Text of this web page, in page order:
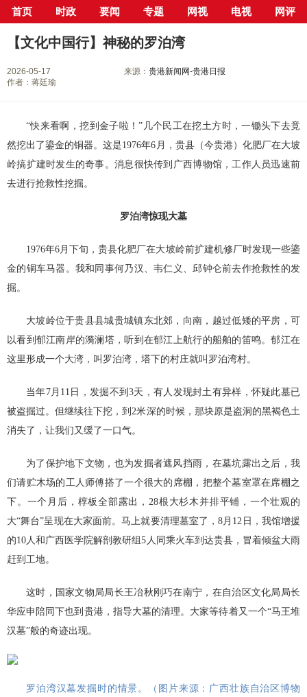
首页 时政 要闻 专题 网视 电视 网评
当前位置： 首页> 专栏>贵港30年>30年巨变话贵港 > 正文
【文化中国行】神秘的罗泊湾
2026-05-17 来源：贵港新闻网-贵港日报
作者：蒋廷瑜
“快来看啊，挖到金子啦！”几个民工在挖土方时，一锄头下去竟
然挖出了鎏金的铜器。这是1976年6月，贵县（今贵港）化肥厂在大坡
岭搞扩建时发生的奇事。消息很快传到广西博物馆，工作人员迅速前
去进行抢救性挖掘。
罗泊湾惊现大墓
1976年6月下旬，贵县化肥厂在大坡岭前扩建机修厂时发现一些鎏
金的铜车马器。我和同事何乃汉、韦仁义、邱钟仑前去作抢救性的发
掘。
大坡岭位于贵县县城贵城镇东北郊，向南，越过低矮的平房，可
以看到郁江南岸的漪澜塔，听到在郁江上航行的船舶的笛鸣。郁江在
这里形成一个大湾，叫罗泊湾，塔下的村庄就叫罗泊湾村。
当年7月11日，发掘不到3天，有人发现封土有异样，怀疑此墓已
被盗掘过。但继续往下挖，到2米深的时候，那块原是盗洞的黑褐色土
消失了，让我们又缓了一口气。
为了保护地下文物，也为发掘者遮风挡雨，在墓坑露出之后，我
们请贮木场的工人师傅搭了一个很大的席棚，把整个墓室罩在席棚之
下。一个月后，椁板全部露出，28根大杉木并排平铺，一个壮观的
大“舞台”呈现在大家面前。马上就要清理墓室了，8月12日，我馆增援
的10人和广西医学院解剖教研组5人同乘火车到达贵县，冒着倾盆大雨
赶到工地。
这时，国家文物局局长王冶秋刚巧在南宁，在自治区文化局局长
华应申陪同下也到贵港，指导大墓的清理。大家等待着又一个“马王堆
汉墓”般的奇迹出现。
罗泊湾汉墓发掘时的情景。（图片来源：广西壮族自治区博物